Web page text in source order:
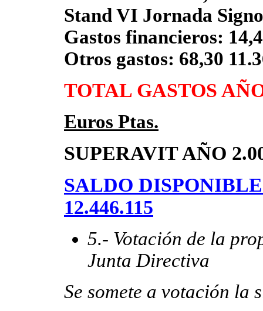
Stand VI Jornada
Gastos financieros:
Otros gastos: 68,30
TOTAL GASTOS
Euros Ptas.
SUPERAVIT AÑO
SALDO DISPONIBLE
12.446.115
5.- Votación de la
Junta Directiva
Se somete a votación la